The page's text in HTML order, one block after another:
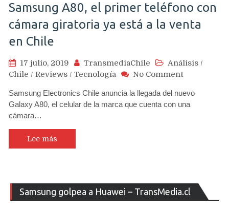
Samsung A80, el primer teléfono con
cámara giratoria ya está a la venta
en Chile
17 julio, 2019 TransmediaChile Análisis /
Chile / Reviews / Tecnología No Commenton
A80,
el
a
la
Samsung Electronics Chile anuncia la llegada del nuevo
Galaxy A80, el celular de la marca que cuenta con una
cámara…
Lee más
Samsung golpea a Huawei – TransMedia.cl
de